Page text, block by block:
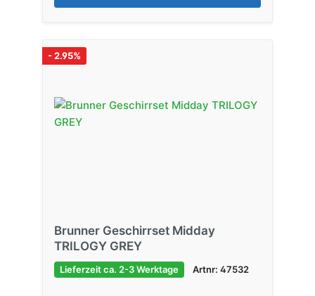
- 2.95%
Brunner Geschirrset Midday
TRILOGY GREY
Lieferzeit ca. 2-3 Werktage Artnr: 47532